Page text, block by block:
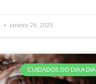
janeiro 28, 2025
CUIDADOS DO DIA A DIA